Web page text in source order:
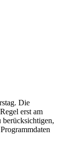
Die
erst am
berücksichtigen,